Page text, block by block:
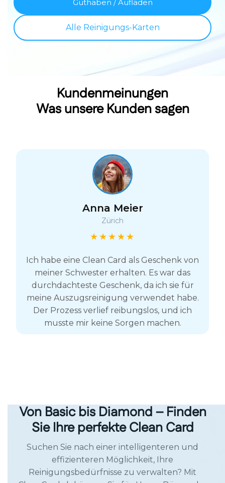
Guthaben / Aufladen
Alle Reinigungs-Karten
Kundenmeinungen
Was unsere Kunden sagen
Anna Meier
Zürich
★★★★★
Ich habe eine Clean Card als Geschenk von
meiner Schwester erhalten. Es war das
durchdachteste Geschenk, da ich sie für
meine Auszugsreinigung verwendet habe.
Der Prozess verlief reibungslos, und ich
musste mir keine Sorgen machen.
Von Basic bis Diamond – Finden
Sie Ihre perfekte Clean Card
Suchen Sie nach einer intelligenteren und
effizienteren Möglichkeit, Ihre
Reinigungsbedürfnisse zu verwalten? Mit